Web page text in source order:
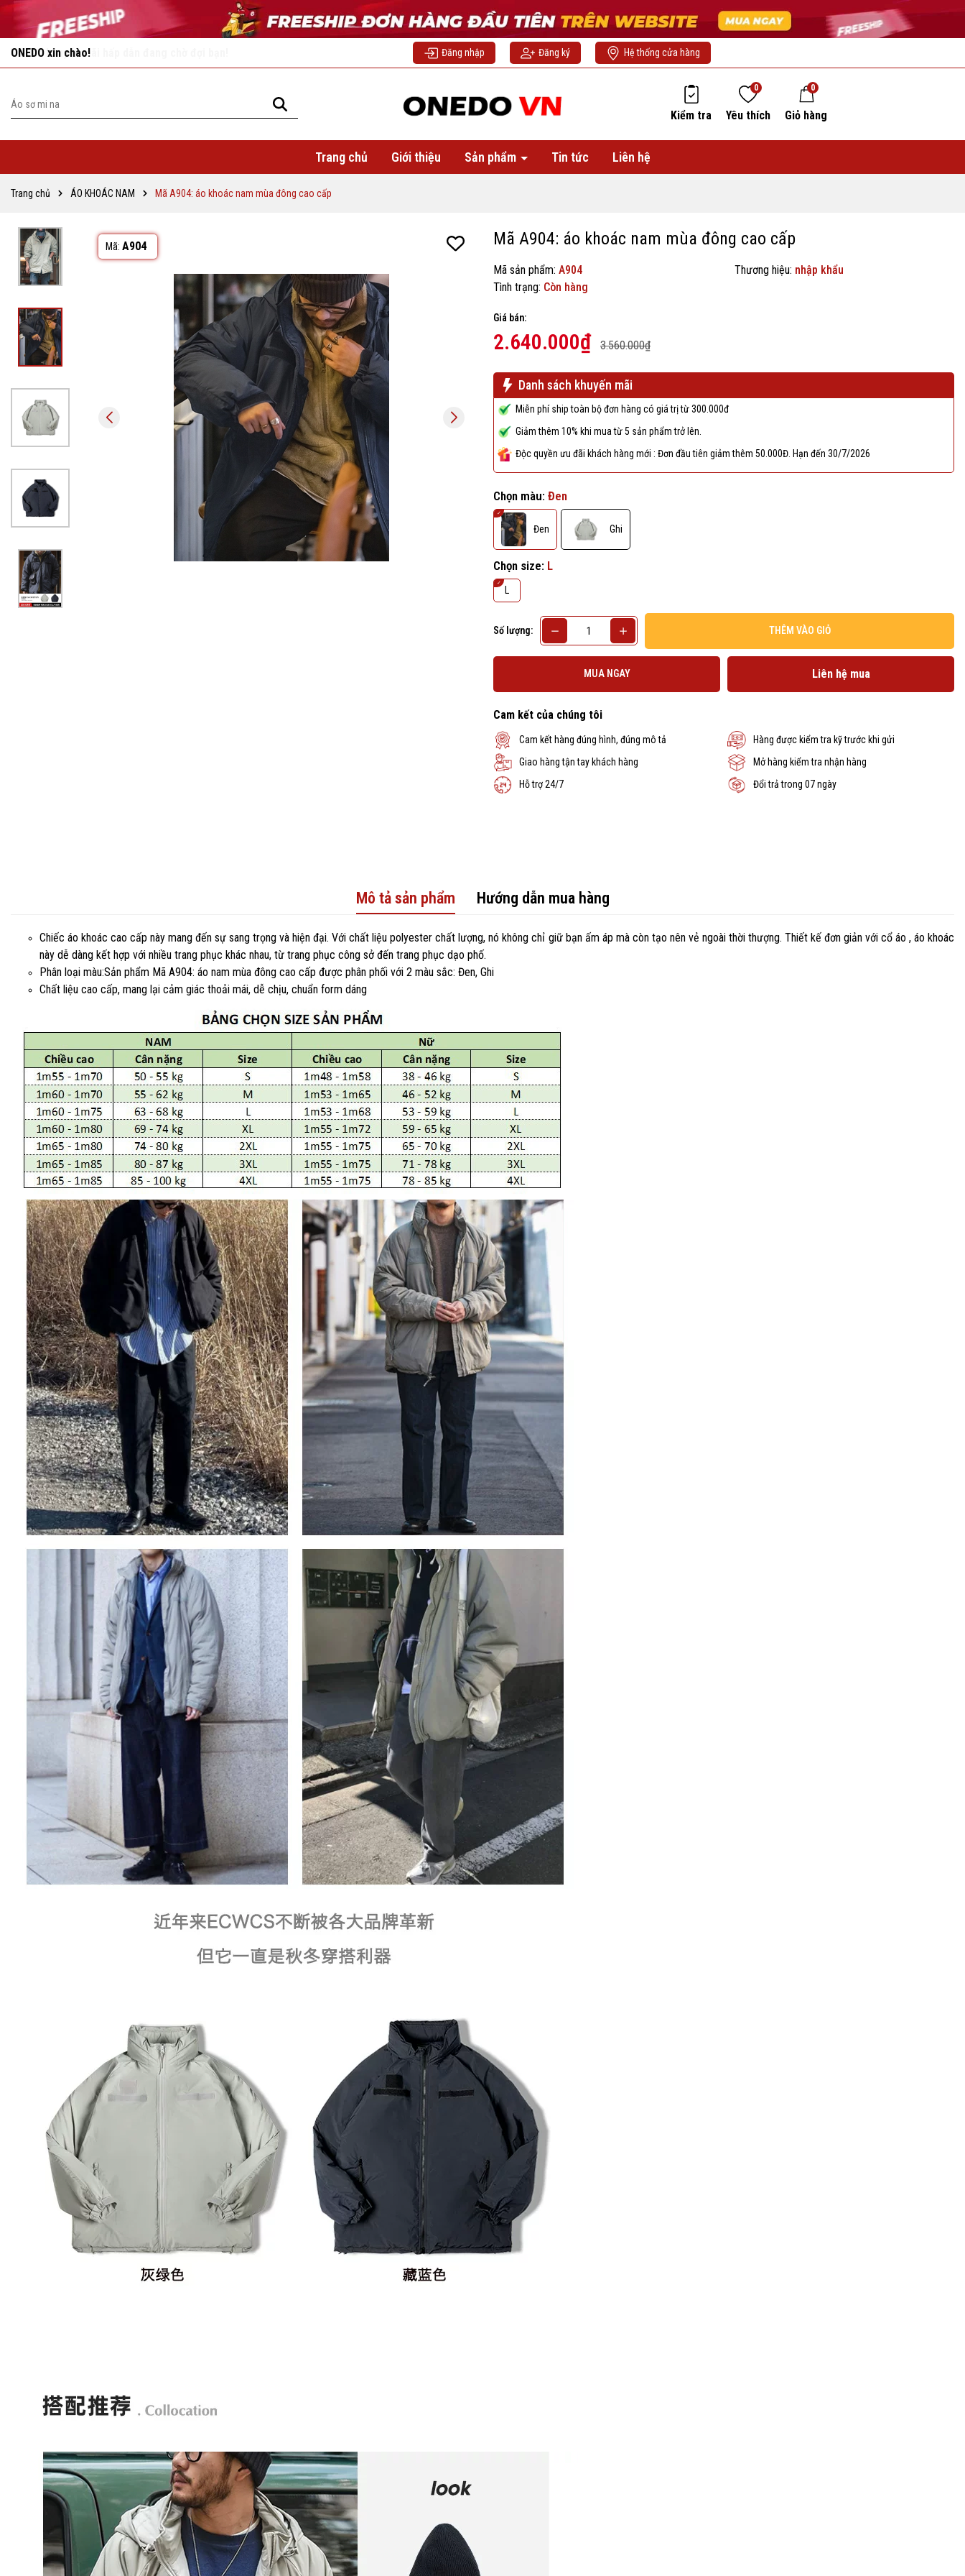
Vô vàn khuyến mãi hấp dẫn đang chờ đợi bạn! Đăng nhập Đăng ký Hệ thống cửa hàng
Kiểm tra Yêu thích
0
Giỏ hàng
0
Trang chủ Giới thiệu Sản phẩm Tin tức Liên hệ
Trang chủ ÁO KHOÁC NAM Mã A904: áo khoác nam mùa đông cao cấp
Mã: A904 Mã A904: áo khoác nam mùa đông cao cấp
Mã sản phẩm: A904 Thương hiệu: nhập khẩu
Tình trạng: Còn hàng
Giá bán:
2.640.000₫ 3.560.000₫
Danh sách khuyến mãi
Miễn phí ship toàn bộ đơn hàng có giá trị từ 300.000đ
Giảm thêm 10% khi mua từ 5 sản phẩm trở lên.
Độc quyền ưu đãi khách hàng mới : Đơn đầu tiên giảm thêm 50.000Đ. Hạn đến 30/7/2026
Chọn màu: Đen
Đen Ghi
Chọn size: L
L
Số lượng: THÊM VÀO GIỎ
MUA NGAY Liên hệ mua
Cam kết của chúng tôi
Cam kết hàng đúng hình, đúng mô tả
Hàng được kiểm tra kỹ trước khi gửi
Giao hàng tận tay khách hàng
Mở hàng kiểm tra nhận hàng
Hỗ trợ 24/7
Đổi trả trong 07 ngày
Mô tả sản phẩm Hướng dẫn mua hàng
Chiếc áo khoác cao cấp này mang đến sự sang trọng và hiện đại. Với chất liệu polyester chất lượng, nó không chỉ giữ bạn ấm áp mà còn tạo nên vẻ ngoài thời thượng. Thiết kế đơn giản với cổ áo , áo khoác
này dễ dàng kết hợp với nhiều trang phục khác nhau, từ trang phục công sở đến trang phục dạo phố.
Phân loại màu:Sản phẩm Mã A904: áo nam mùa đông cao cấp được phân phối với 2 màu sắc: Đen, Ghi
Chất liệu cao cấp, mang lại cảm giác thoải mái, dễ chịu, chuẩn form dáng